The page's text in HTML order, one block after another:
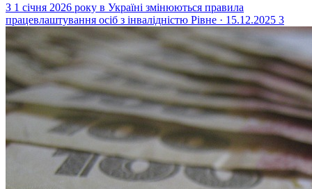
З 1 січня 2026 року в Україні змінюються правила
працевлаштування осіб з інвалідністю Рівне · 15.12.2025 3